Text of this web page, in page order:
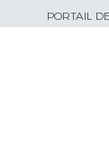
PORTAIL